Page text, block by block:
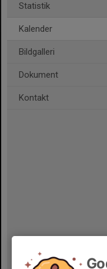
Statistik
Kalender
Bildgalleri
Dokument
Kontakt